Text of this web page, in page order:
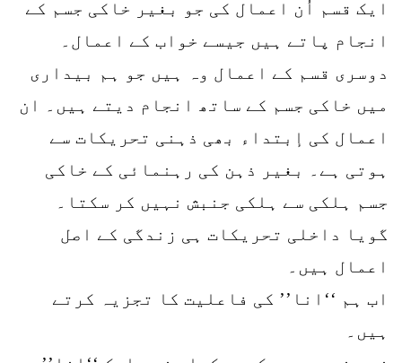
ایک قسم اُن اعمال کی جو بغیر خاکی جسم کے
انجام پاتے ہیں جیسے خواب کے اعمال۔
دوسری قسم کے اعمال وہ ہیں جو ہم بیداری
میں خاکی جسم کے ساتھ انجام دیتے ہیں۔ ان
اعمال کی إبتداء بھی ذہنی تحریکات سے
ہوتی ہے۔ بغیر ذہن کی رہنمائی کے خاکی
جسم ہلکی سے ہلکی جنبش نہیں کر سکتا۔
گویا داخلی تحریکات ہی زندگی کے اصل
اعمال ہیں۔
اب ہم ‘‘انا’’ کی فاعلیت کا تجزیہ کرتے
ہیں۔